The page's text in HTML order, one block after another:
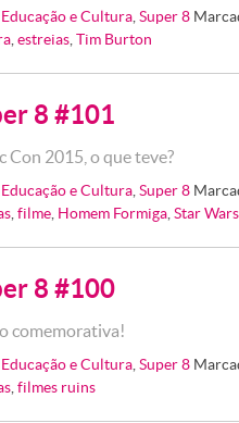
Educação e Cultura ,Super 8
estreias Tim Burton
8 #101
Con 2015, o que teve?
Educação e Cultura ,Super 8
filme Homem Formiga Star Wars
8 #100
comemorativa!
Educação e Cultura ,Super 8
filmes ruins